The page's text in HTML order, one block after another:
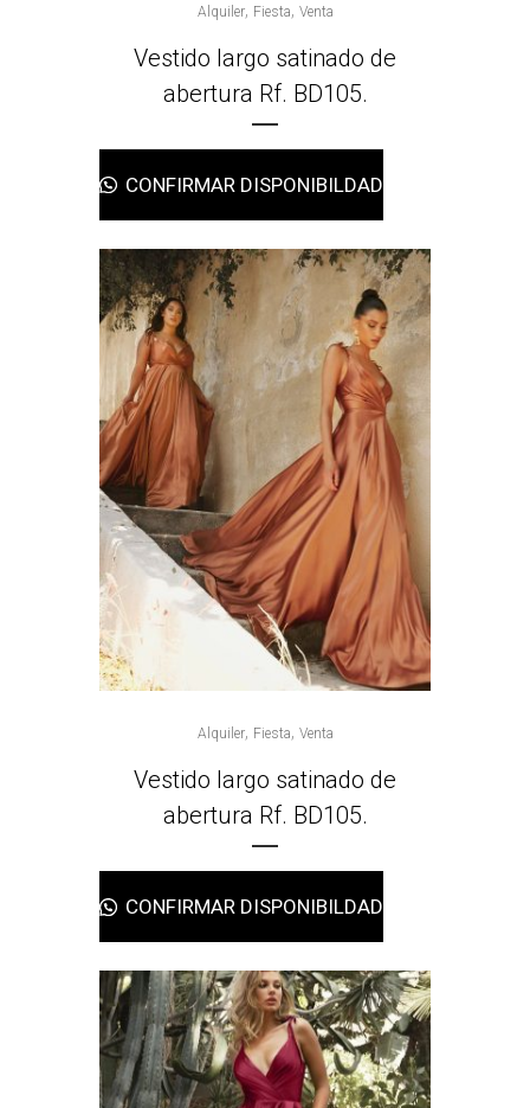
Alquiler, Fiesta, Venta
Vestido largo satinado de
abertura Rf. BD105.
CONFIRMAR DISPONIBILDAD
Alquiler, Fiesta, Venta
Vestido largo satinado de
abertura Rf. BD105.
CONFIRMAR DISPONIBILDAD